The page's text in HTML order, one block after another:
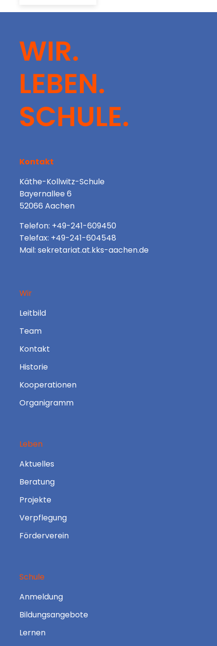
Kontakt
Käthe-Kollwitz-Schule
Bayernallee 6
52066 Aachen
Telefon: +49-241-609450
Telefax: +49-241-604548
Mail: sekretariat.at.kks-aachen.de
Wir
Leitbild
Team
Kontakt
Historie
Kooperationen
Organigramm
Leben
Aktuelles
Beratung
Projekte
Verpflegung
Förderverein
Schule
Anmeldung
Bildungsangebote
Lernen